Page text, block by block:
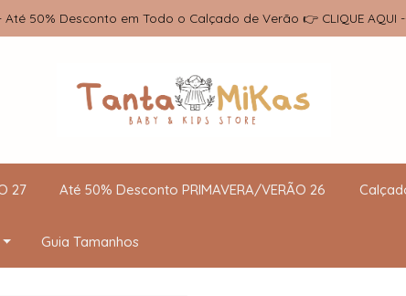
Até 50% Desconto em Todo o Calçado de Verão 👉 CLIQUE AQUI
27 Até 50% Desconto PRIMAVERA/VERÃO 26
Guia Tamanhos